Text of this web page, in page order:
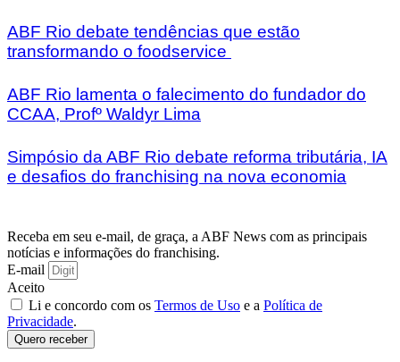
ABF Rio debate tendências que estão
transformando o foodservice
ABF Rio lamenta o falecimento do fundador do
CCAA, Profº Waldyr Lima
Simpósio da ABF Rio debate reforma tributária, IA
e desafios do franchising na nova economia
Receba em seu e-mail, de graça, a ABF News com as principais
notícias e informações do franchising.
E-mail
Aceito
Li e concordo com os Termos de Uso e a Política de
Privacidade.
Quero receber